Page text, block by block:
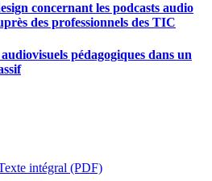
concernant les podcasts audio
des professionnels des TIC
pédagogiques dans un
intégral (PDF)